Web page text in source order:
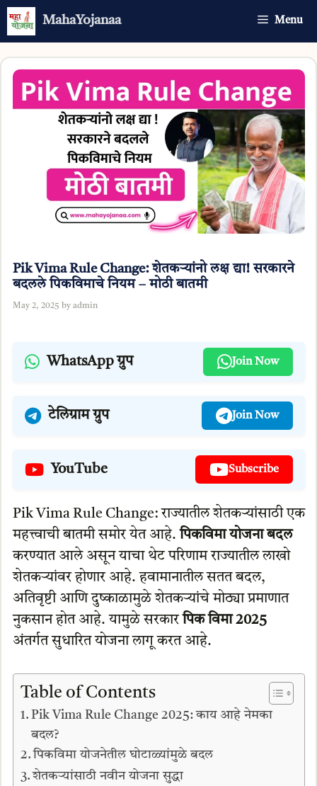
Skip
MahaYojanaa Menu
Pik Vima Rule Change: शेतकऱ्यांनो लक्ष द्या! सरकारने
बदलले पिकविमाचे नियम – मोठी बातमी
May 2, 2025 by admin
WhatsApp ग्रुप Join Now
टेलिग्राम ग्रुप Join Now
YouTube Subscribe
Pik Vima Rule Change: राज्यातील शेतकऱ्यांसाठी एक
महत्त्वाची बातमी समोर येत आहे.पिकविमा योजना बदल
करण्यात आले असून याचा थेट परिणाम राज्यातील लाखो
शेतकऱ्यांवर होणार आहे. हवामानातील सतत बदल,
अतिवृष्टी आणि दुष्काळामुळे शेतकऱ्यांचे मोठ्या प्रमाणात
नुकसान होत आहे. यामुळे सरकारपिक विमा 2025
अंतर्गत सुधारित योजना लागू करत आहे.
Table of Contents
Pik Vima Rule Change 2025: काय आहे नेमका
बदल?
पिकविमा योजनेतील घोटाळ्यांमुळे बदल
शेतकऱ्यांसाठी नवीन योजना सुद्धा